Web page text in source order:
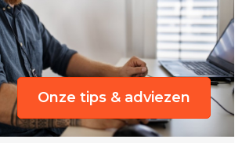
Onze tips & adviezen